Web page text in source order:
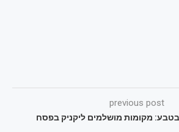
previous post
מקומות מושלמים ליקניק בפסח